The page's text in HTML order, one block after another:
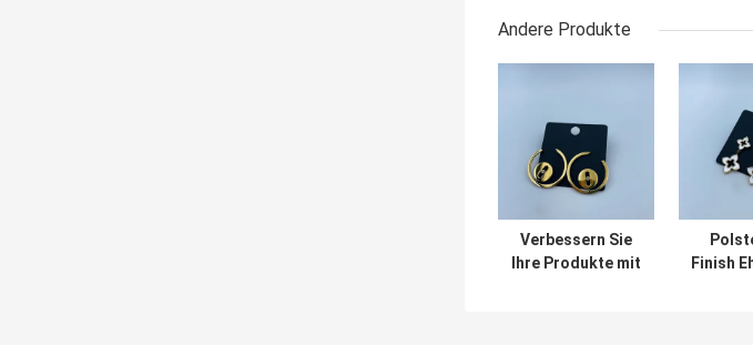
Andere Produkte
Verbessern Sie
Ihre Produkte mit
Finish